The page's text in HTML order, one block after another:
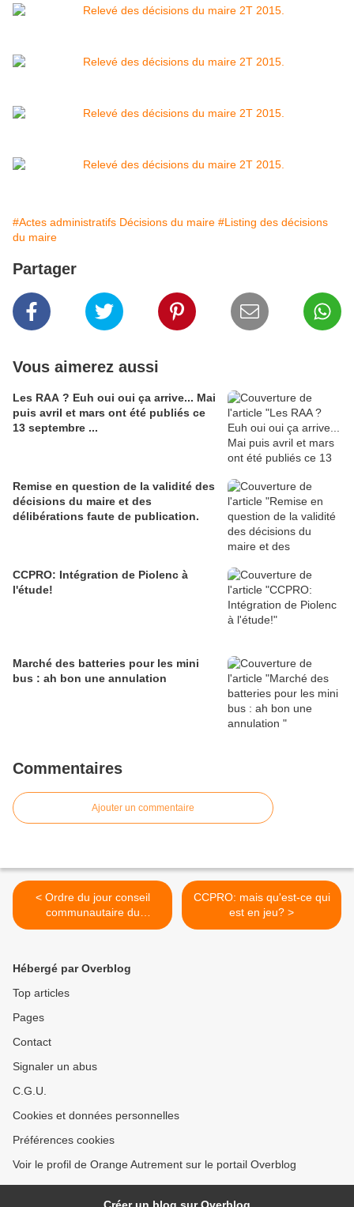
#Actes administratifs Décisions du maire #Listing des décisions
du maire
Partager
Vous aimerez aussi
Les RAA ? Euh oui oui ça arrive... Mai
puis avril et mars ont été publiés ce
13 septembre ...
Remise en question de la validité des
décisions du maire et des
délibérations faute de publication.
CCPRO: Intégration de Piolenc à
l'étude!
Marché des batteries pour les mini
bus : ah bon une annulation
Commentaires
Ajouter un commentaire
< Ordre du jour conseil
communautaire du
30/11/15
CCPRO: mais qu'est-ce qui
est en jeu? >
Hébergé par Overblog
Top articles
Pages
Contact
Signaler un abus
C.G.U.
Cookies et données personnelles
Préférences cookies
Voir le profil de Orange Autrement sur le portail Overblog